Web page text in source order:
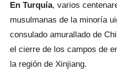
En Turquía, varios
musulmanas de la minoría
consulado amurallado de
el cierre de los campos de
la región de Xinjiang.